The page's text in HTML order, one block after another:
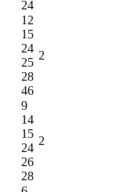
24
12
15
24
25
28
46
2
9
14
15
24
26
28
2